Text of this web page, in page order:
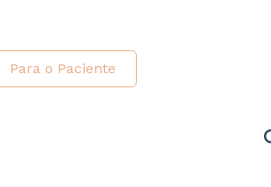
Para o Paciente